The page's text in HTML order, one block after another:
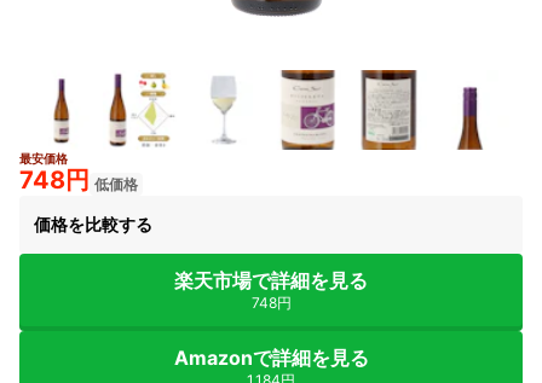
最安価格
748円 低価格
価格を比較する
楽天市場で詳細を見る
748円
Amazonで詳細を見る